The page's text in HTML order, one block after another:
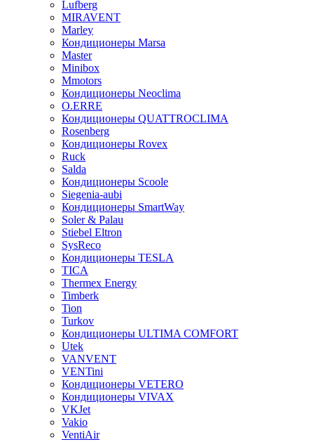
Lufberg
MIRAVENT
Marley
Кондиционеры Marsa
Master
Minibox
Mmotors
Кондиционеры Neoclima
O.ERRE
Кондиционеры QUATTROCLIMA
Rosenberg
Кондиционеры Rovex
Ruck
Salda
Кондиционеры Scoole
Siegenia-aubi
Кондиционеры SmartWay
Soler & Palau
Stiebel Eltron
SysReco
Кондиционеры TESLA
TICA
Thermex Energy
Timberk
Tion
Turkov
Кондиционеры ULTIMA COMFORT
Utek
VANVENT
VENTini
Кондиционеры VETERO
Кондиционеры VIVAX
VKJet
Vakio
VentiAir